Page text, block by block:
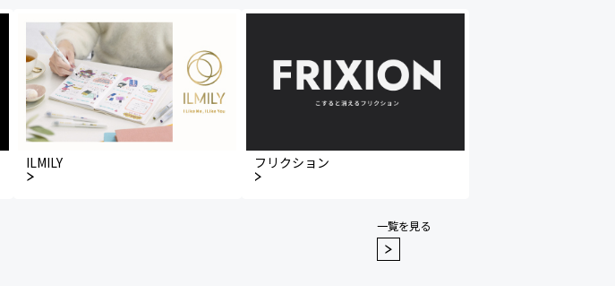
ILMILY フリクション
一覧を見る